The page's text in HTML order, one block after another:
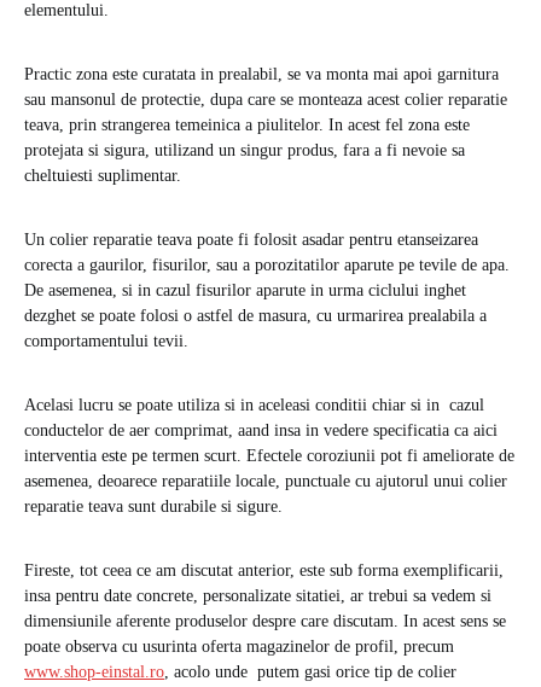
elementului.
Practic zona este curatata in prealabil, se va monta mai apoi garnitura
sau mansonul de protectie, dupa care se monteaza acest colier reparatie
teava, prin strangerea temeinica a piulitelor. In acest fel zona este
protejata si sigura, utilizand un singur produs, fara a fi nevoie sa
cheltuiesti suplimentar.
Un colier reparatie teava poate fi folosit asadar pentru etanseizarea
corecta a gaurilor, fisurilor, sau a porozitatilor aparute pe tevile de apa.
De asemenea, si in cazul fisurilor aparute in urma ciclului inghet
dezghet se poate folosi o astfel de masura, cu urmarirea prealabila a
comportamentului tevii.
Acelasi lucru se poate utiliza si in aceleasi conditii chiar si in cazul
conductelor de aer comprimat, aand insa in vedere specificatia ca aici
interventia este pe termen scurt. Efectele coroziunii pot fi ameliorate de
asemenea, deoarece reparatiile locale, punctuale cu ajutorul unui colier
reparatie teava sunt durabile si sigure.
Fireste, tot ceea ce am discutat anterior, este sub forma exemplificarii,
insa pentru date concrete, personalizate sitatiei, ar trebui sa vedem si
dimensiunile aferente produselor despre care discutam. In acest sens se
poate observa cu usurinta oferta magazinelor de profil, precum
www.shop-einstal.ro, acolo unde putem gasi orice tip de colier